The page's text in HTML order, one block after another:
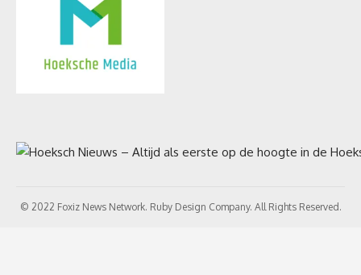
© 2022 Foxiz News Network. Ruby Design Company. All Rights Reserved.